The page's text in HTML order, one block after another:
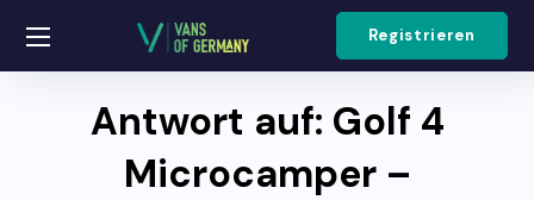
Registrieren
Antwort auf: Golf 4
Microcamper –